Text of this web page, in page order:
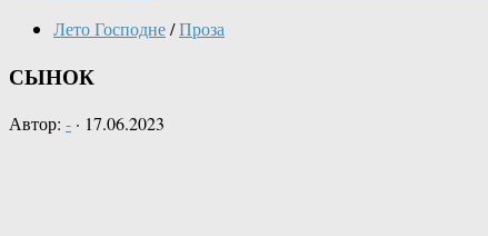
Лето Господне/Проза
СЫНОК
Автор: - · 17.06.2023